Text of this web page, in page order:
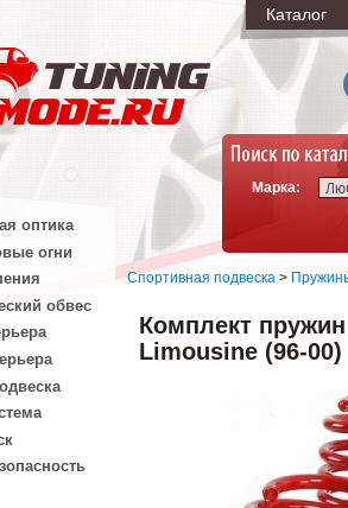
Каталог
Марка:
Спортивная подвеска >
Комплект
Limousine (96-00)
оптика
огни
обвес